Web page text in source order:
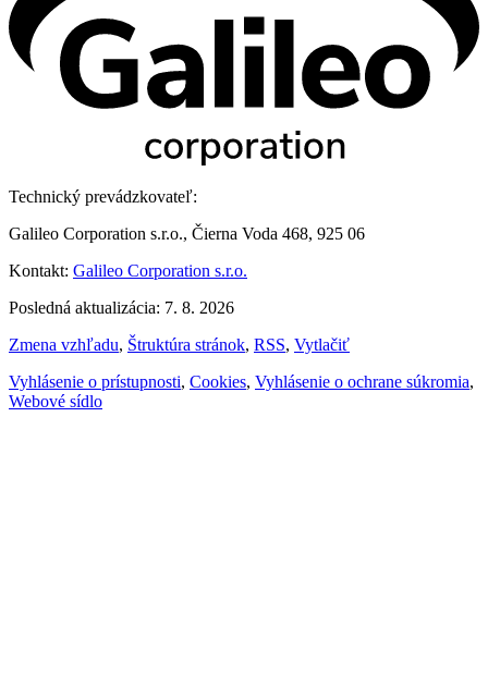
Technický prevádzkovateľ:
Galileo Corporation s.r.o., Čierna Voda 468, 925 06
Kontakt: Galileo Corporation s.r.o.
Posledná aktualizácia: 7. 8. 2026
Zmena vzhľadu, Štruktúra stránok, RSS, Vytlačiť
Vyhlásenie o prístupnosti, Cookies, Vyhlásenie o ochrane súkromia,
Webové sídlo